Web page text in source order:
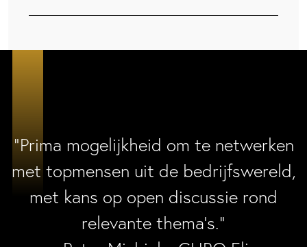
“Prima mogelijkheid om te netwerken
met topmensen uit de bedrijfswereld,
met kans op open discussie rond
relevante thema’s.”